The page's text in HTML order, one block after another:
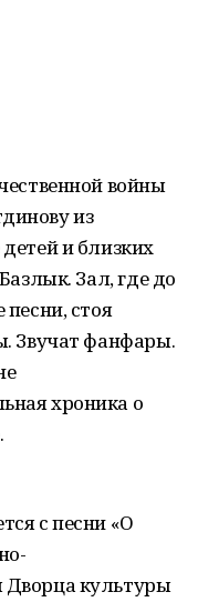
войны
из
и близких
Зал, где до
песни, стоя
Звучат фанфары.
хроника о
с песни «О
Дворца культуры